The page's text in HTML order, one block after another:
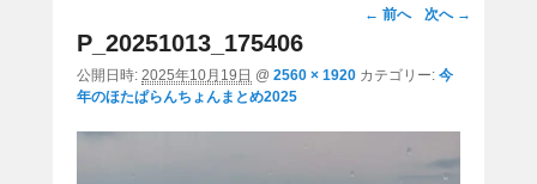
画
← 前へ 次へ →
P_20251013_175406
公開日時: 2025年10月19日 @ 2560 × 1920 カテゴリー: 今
年のほたぱらんちょんまとめ2025